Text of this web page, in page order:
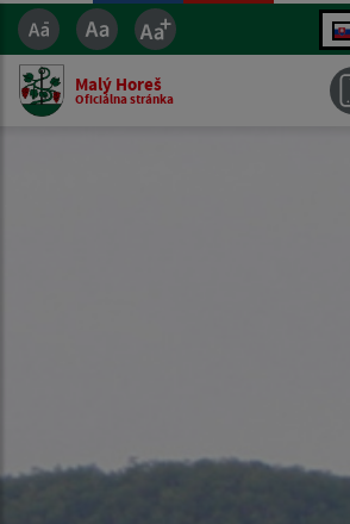
Jazyk
Malý Horeš
Oficiálna stránka